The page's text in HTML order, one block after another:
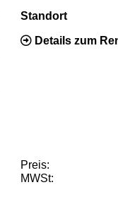
Standort
Details zum
Preis:
MWSt: